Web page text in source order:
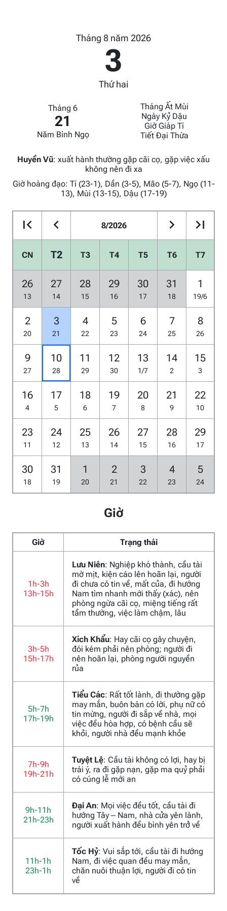
Tháng 8 năm 2026
3
Thứ hai
Tháng 6
21
Năm Bính Ngọ
Tháng Ất Mùi
Ngày Kỷ Dậu
Giờ Giáp Tí
Tiết Đại Thừa
Huyền Vũ: xuất hành thường gặp cãi cọ, gặp việc xấu
không nên đi xa
Giờ hoàng đạo: Tí (23-1), Dần (3-5), Mão (5-7), Ngọ (11-
13), Mùi (13-15), Dậu (17-19)
8/2026
CN T2 T3 T4 T5 T6 T7
26
13
27
14
28
15
29
16
30
17
31
18
1
19/6
2
20
3
21
4
22
5
23
6
24
7
25
8
26
9
27
10
28
11
29
12
30
13
1/7
14
2
15
3
16
4
17
5
18
6
19
7
20
8
21
9
22
10
23
11
24
12
25
13
26
14
27
15
28
16
29
17
30
18
31
19
1
20
2
21
3
22
4
23
5
24
Giờ
Giờ Trạng thái
1h-3h
13h-15h
Lưu Niên: Nghiệp khó thành, cầu tài
mờ mịt, kiện cáo lên hoãn lại, người
đi chưa có tin về, mất của, đi hướng
Nam tìm nhanh mới thấy (xác), nên
phòng ngừa cãi cọ, miệng tiếng rất
tầm thường, việc làm chậm, lâu
3h-5h
15h-17h
Xích Khẩu: Hay cãi cọ gây chuyện,
đói kém phải nên phòng; người đi
nên hoãn lại, phòng người nguyền
rủa
5h-7h
17h-19h
Tiểu Các: Rất tốt lành, đi thường gặp
may mắn, buôn bán có lời, phụ nữ có
tin mừng, người đi sắp về nhà, mọi
việc đều hòa hợp, có bệnh cầu sẽ
khỏi, người nhà đều mạnh khỏe
7h-9h
19h-21h
Tuyệt Lệ: Cầu tài không có lợi, hay bị
trái ý, ra đi gặp nạn, gặp ma quỷ phải
có cúng lễ mới an
9h-11h
21h-23h
Đại An: Mọi việc đều tốt, cầu tài đi
hướng Tây – Nam, nhà cửa yên lành,
người xuất hành đều bình yên trở về
11h-1h
23h-1h
Tốc Hỷ: Vui sắp tới, cầu tài đi hướng
Nam, đi việc quan đều may mắn,
chăn nuôi thuận lợi, người đi có tin
về